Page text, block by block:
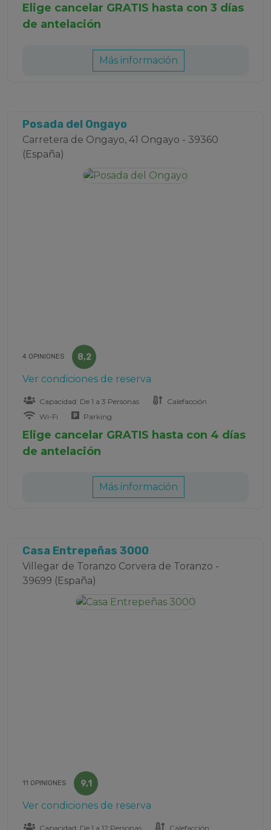
Elige cancelar GRATIS hasta con 3 días
de antelación
Más información
Posada del Ongayo
Carretera de Ongayo, 41 Ongayo - 39360
(España)
4 OPINIONES 8,2
Ver condiciones de reserva
Capacidad: De 1 a 3 Personas
Calefacción
Wi-Fi
Parking
Elige cancelar GRATIS hasta con 4 días
de antelación
Más información
Casa Entrepeñas 3000
Villegar de Toranzo Corvera de Toranzo -
39699 (España)
11 OPINIONES 9,1
Ver condiciones de reserva
Capacidad: De 1 a 12 Personas Calefacción